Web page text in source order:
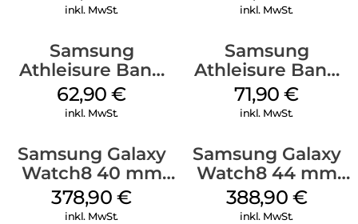
Watch8/Watch8
inkl. MwSt.
Watch8/Watch8
inkl. MwSt.
Samsung
Athleisure Band
(S/M) Galaxy
Watch8/Watch8
62,90€
inkl. MwSt.
Samsung
Athleisure Band
(S/M) Galaxy
Watch8/Watch8
71,90€
inkl. MwSt.
Samsung Galaxy
Watch8 40 mm
Silver
378,90€
inkl. MwSt.
Samsung Galaxy
Watch8 44 mm
Graphite
388,90 €
inkl. MwSt.